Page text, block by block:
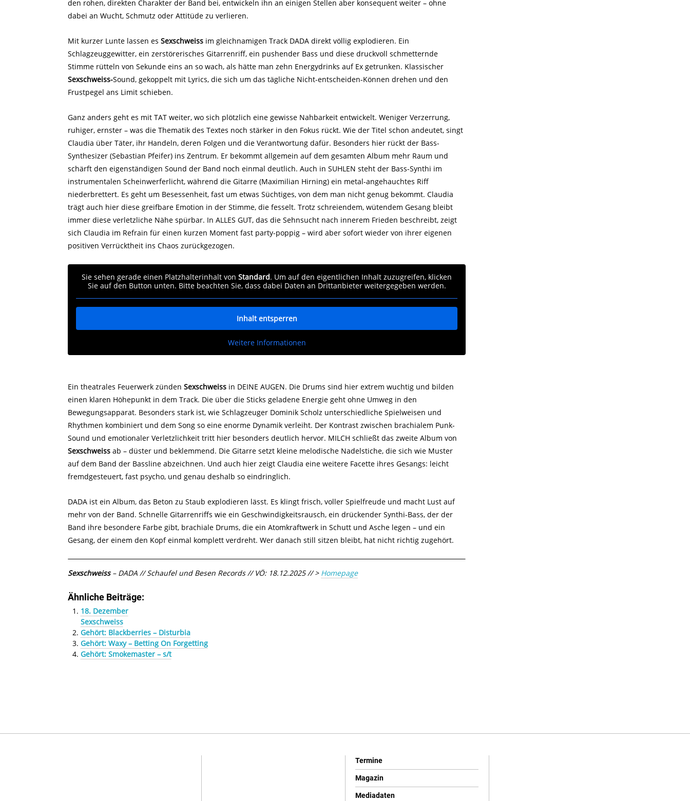
den rohen, direkten Charakter der Band bei, entwickeln ihn an einigen Stellen aber konsequent weiter – ohne
dabei an Wucht, Schmutz oder Attitüde zu verlieren.
Mit kurzer Lunte lassen es Sexschweiss im gleichnamigen Track DADA direkt völlig explodieren. Ein
Schlagzeuggewitter, ein zerstörerisches Gitarrenriff, ein pushender Bass und diese druckvoll schmetternde
Stimme rütteln von Sekunde eins an so wach, als hätte man zehn Energydrinks auf Ex getrunken. Klassischer
Sexschweiss-Sound, gekoppelt mit Lyrics, die sich um das tägliche Nicht-entscheiden-Können drehen und den
Frustpegel ans Limit schieben.
Ganz anders geht es mit TAT weiter, wo sich plötzlich eine gewisse Nahbarkeit entwickelt. Weniger Verzerrung,
ruhiger, ernster – was die Thematik des Textes noch stärker in den Fokus rückt. Wie der Titel schon andeutet, singt
Claudia über Täter, ihr Handeln, deren Folgen und die Verantwortung dafür. Besonders hier rückt der Bass-
Synthesizer (Sebastian Pfeifer) ins Zentrum. Er bekommt allgemein auf dem gesamten Album mehr Raum und
schärft den eigenständigen Sound der Band noch einmal deutlich. Auch in SUHLEN steht der Bass-Synthi im
instrumentalen Scheinwerferlicht, während die Gitarre (Maximilian Hirning) ein metal-angehauchtes Riff
niederbrettert. Es geht um Besessenheit, fast um etwas Süchtiges, von dem man nicht genug bekommt. Claudia
trägt auch hier diese greifbare Emotion in der Stimme, die fesselt. Trotz schreiendem, wütendem Gesang bleibt
immer diese verletzliche Nähe spürbar. In ALLES GUT, das die Sehnsucht nach innerem Frieden beschreibt, zeigt
sich Claudia im Refrain für einen kurzen Moment fast party-poppig – wird aber sofort wieder von ihrer eigenen
positiven Verrücktheit ins Chaos zurückgezogen.
Sie sehen gerade einen Platzhalterinhalt von Standard. Um auf den eigentlichen Inhalt zuzugreifen, klicken
Sie auf den Button unten. Bitte beachten Sie, dass dabei Daten an Drittanbieter weitergegeben werden.
Inhalt entsperren
Weitere Informationen
Ein theatrales Feuerwerk zünden Sexschweiss in DEINE AUGEN. Die Drums sind hier extrem wuchtig und bilden
einen klaren Höhepunkt in dem Track. Die über die Sticks geladene Energie geht ohne Umweg in den
Bewegungsapparat. Besonders stark ist, wie Schlagzeuger Dominik Scholz unterschiedliche Spielweisen und
Rhythmen kombiniert und dem Song so eine enorme Dynamik verleiht. Der Kontrast zwischen brachialem Punk-
Sound und emotionaler Verletzlichkeit tritt hier besonders deutlich hervor. MILCH schließt das zweite Album von
Sexschweiss ab – düster und beklemmend. Die Gitarre setzt kleine melodische Nadelstiche, die sich wie Muster
auf dem Band der Bassline abzeichnen. Und auch hier zeigt Claudia eine weitere Facette ihres Gesangs: leicht
fremdgesteuert, fast psycho, und genau deshalb so eindringlich.
DADA ist ein Album, das Beton zu Staub explodieren lässt. Es klingt frisch, voller Spielfreude und macht Lust auf
mehr von der Band. Schnelle Gitarrenriffs wie ein Geschwindigkeitsrausch, ein drückender Synthi-Bass, der der
Band ihre besondere Farbe gibt, brachiale Drums, die ein Atomkraftwerk in Schutt und Asche legen – und ein
Gesang, der einem den Kopf einmal komplett verdreht. Wer danach still sitzen bleibt, hat nicht richtig zugehört.
Sexschweiss– DADA // Schaufel und Besen Records // VÖ: 18.12.2025 // > Homepage
Ähnliche Beiträge:
18. Dezember
Sexschweiss
Gehört: Blackberries – Disturbia
Gehört: Waxy – Betting On Forgetting
Gehört: Smokemaster – s/t
Termine
Magazin
Mediadaten